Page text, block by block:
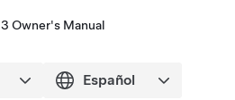
Owner's Manual